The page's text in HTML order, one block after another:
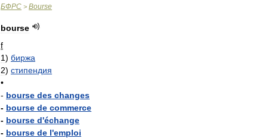
БФРС > Bourse
bourse
f
1) биржа
2) стипендия
•
- bourse des changes
- bourse de commerce
- bourse d'échange
- bourse de l'emploi